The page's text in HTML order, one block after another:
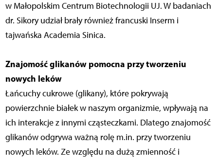
w Małopolskim Centrum Biotechnologii UJ. W badaniach
dr. Sikory udział brały również francuski Inserm i
tajwańska Academia Sinica.
Znajomość glikanów pomocna przy tworzeniu
nowych leków
Łańcuchy cukrowe (glikany), które pokrywają
powierzchnie białek w naszym organizmie, wpływają na
ich interakcje z innymi cząsteczkami. Dlatego znajomość
glikanów odgrywa ważną rolę m.in. przy tworzeniu
nowych leków. Ze względu na dużą zmienność i